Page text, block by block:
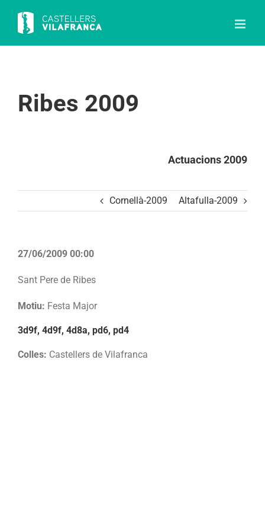
content
Ribes 2009
Actuacions 2009
Cornellà-2009 Altafulla-2009
27/06/2009 00:00
Sant Pere de Ribes
Motiu: Festa Major
3d9f, 4d9f, 4d8a, pd6, pd4
Colles: Castellers de Vilafranca